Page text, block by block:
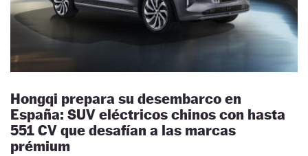
Hongqi prepara su desembarco en
España: SUV eléctricos chinos con hasta
551 CV que desafían a las marcas
prémium